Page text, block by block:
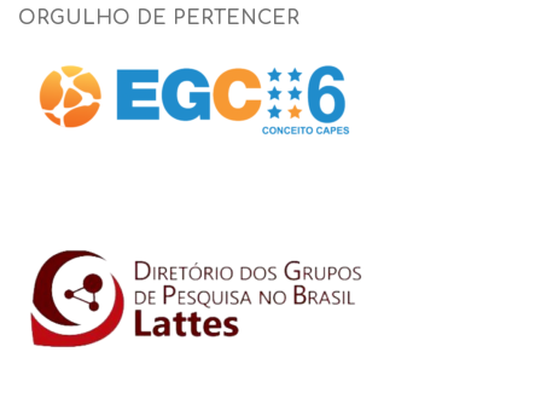
ORGULHO DE PERTENCER